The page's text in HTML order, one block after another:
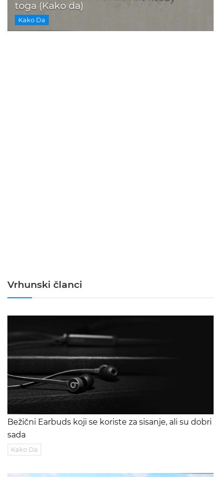
toga (Kako da)
Kako Da
Vrhunski članci
Bežični Earbuds koji se koriste za sisanje, ali su dobri
sada
Kako Da